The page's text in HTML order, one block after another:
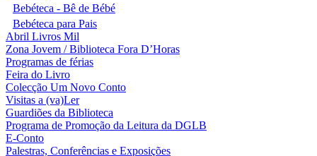
Bebéteca - Bê de Bébé
Bebéteca para Pais
Abril Livros Mil
Zona Jovem / Biblioteca Fora D’Horas
Programas de férias
Feira do Livro
Colecção Um Novo Conto
Visitas a (va)Ler
Guardiões da Biblioteca
Programa de Promoção da Leitura da DGLB
E-Conto
Palestras, Conferências e Exposições